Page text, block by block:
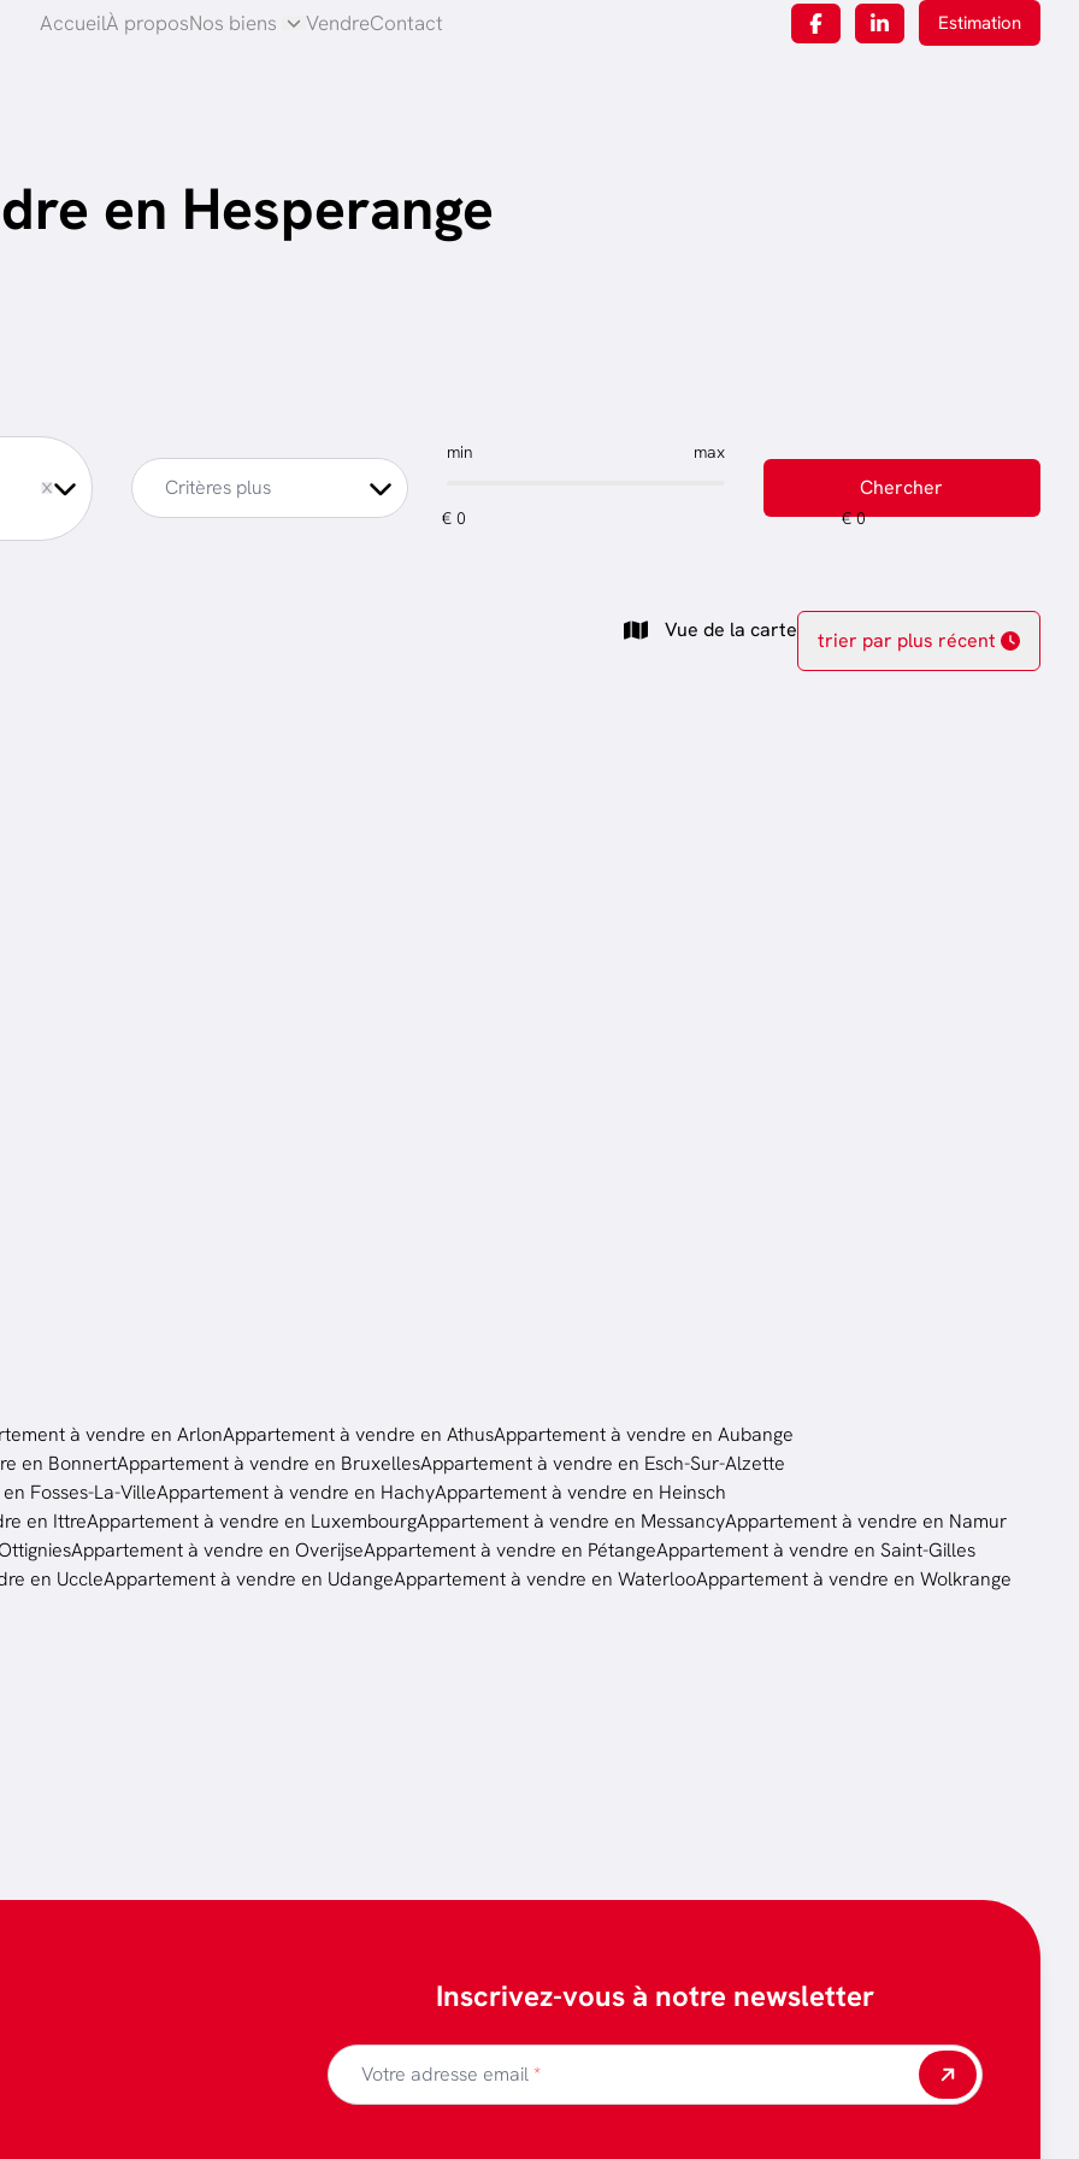
AccueilÀ proposNos biens VendreContact Estimation
en Hesperange
Critères plus
min max
Chercher
Vue de la carte trier par plus récent
à vendre en ArlonAppartement à vendre en AthusAppartement à vendre en Aubange
en BonnertAppartement à vendre en BruxellesAppartement à vendre en Esch-Sur-Alzette
Fosses-La-VilleAppartement à vendre en HachyAppartement à vendre en Heinsch
en IttreAppartement à vendre en LuxembourgAppartement à vendre en MessancyAppartement à vendre en Namur
Appartement à vendre en OverijseAppartement à vendre en PétangeAppartement à vendre en Saint-Gilles
en UccleAppartement à vendre en UdangeAppartement à vendre en WaterlooAppartement à vendre en Wolkrange
Inscrivez-vous à notre newsletter
Votre adresse email*